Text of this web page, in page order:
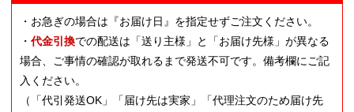
・お急ぎの場合は『お届け日』を指定せずご注文ください。
・代金引換での配送は「送り主様」と「お届け先様」が異なる
場合、ご事情の確認が取れるまで発送不可です。備考欄にご記
入ください。
（「代引発送OK」「届け先は実家」「代理注文のため届け先